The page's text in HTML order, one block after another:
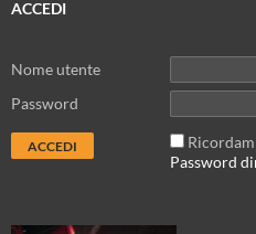
ACCEDI
Nome utente
Password
Password